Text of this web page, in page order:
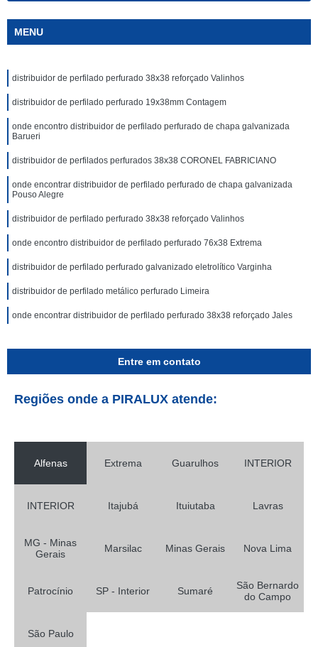
MENU
distribuidor de perfilado perfurado 38x38 reforçado Valinhos
distribuidor de perfilado perfurado 19x38mm Contagem
onde encontro distribuidor de perfilado perfurado de chapa galvanizada
Barueri
distribuidor de perfilados perfurados 38x38 CORONEL FABRICIANO
onde encontrar distribuidor de perfilado perfurado de chapa galvanizada
Pouso Alegre
distribuidor de perfilado perfurado 38x38 reforçado Valinhos
onde encontro distribuidor de perfilado perfurado 76x38 Extrema
distribuidor de perfilado perfurado galvanizado eletrolítico Varginha
distribuidor de perfilado metálico perfurado Limeira
onde encontrar distribuidor de perfilado perfurado 38x38 reforçado Jales
Entre em contato
Regiões onde a PIRALUX atende:
Alfenas Extrema Guarulhos INTERIOR
INTERIOR Itajubá Ituiutaba Lavras
MG - Minas
Gerais
Marsilac Minas Gerais Nova Lima
Patrocínio SP - Interior Sumaré
São Bernardo
do Campo
São Paulo